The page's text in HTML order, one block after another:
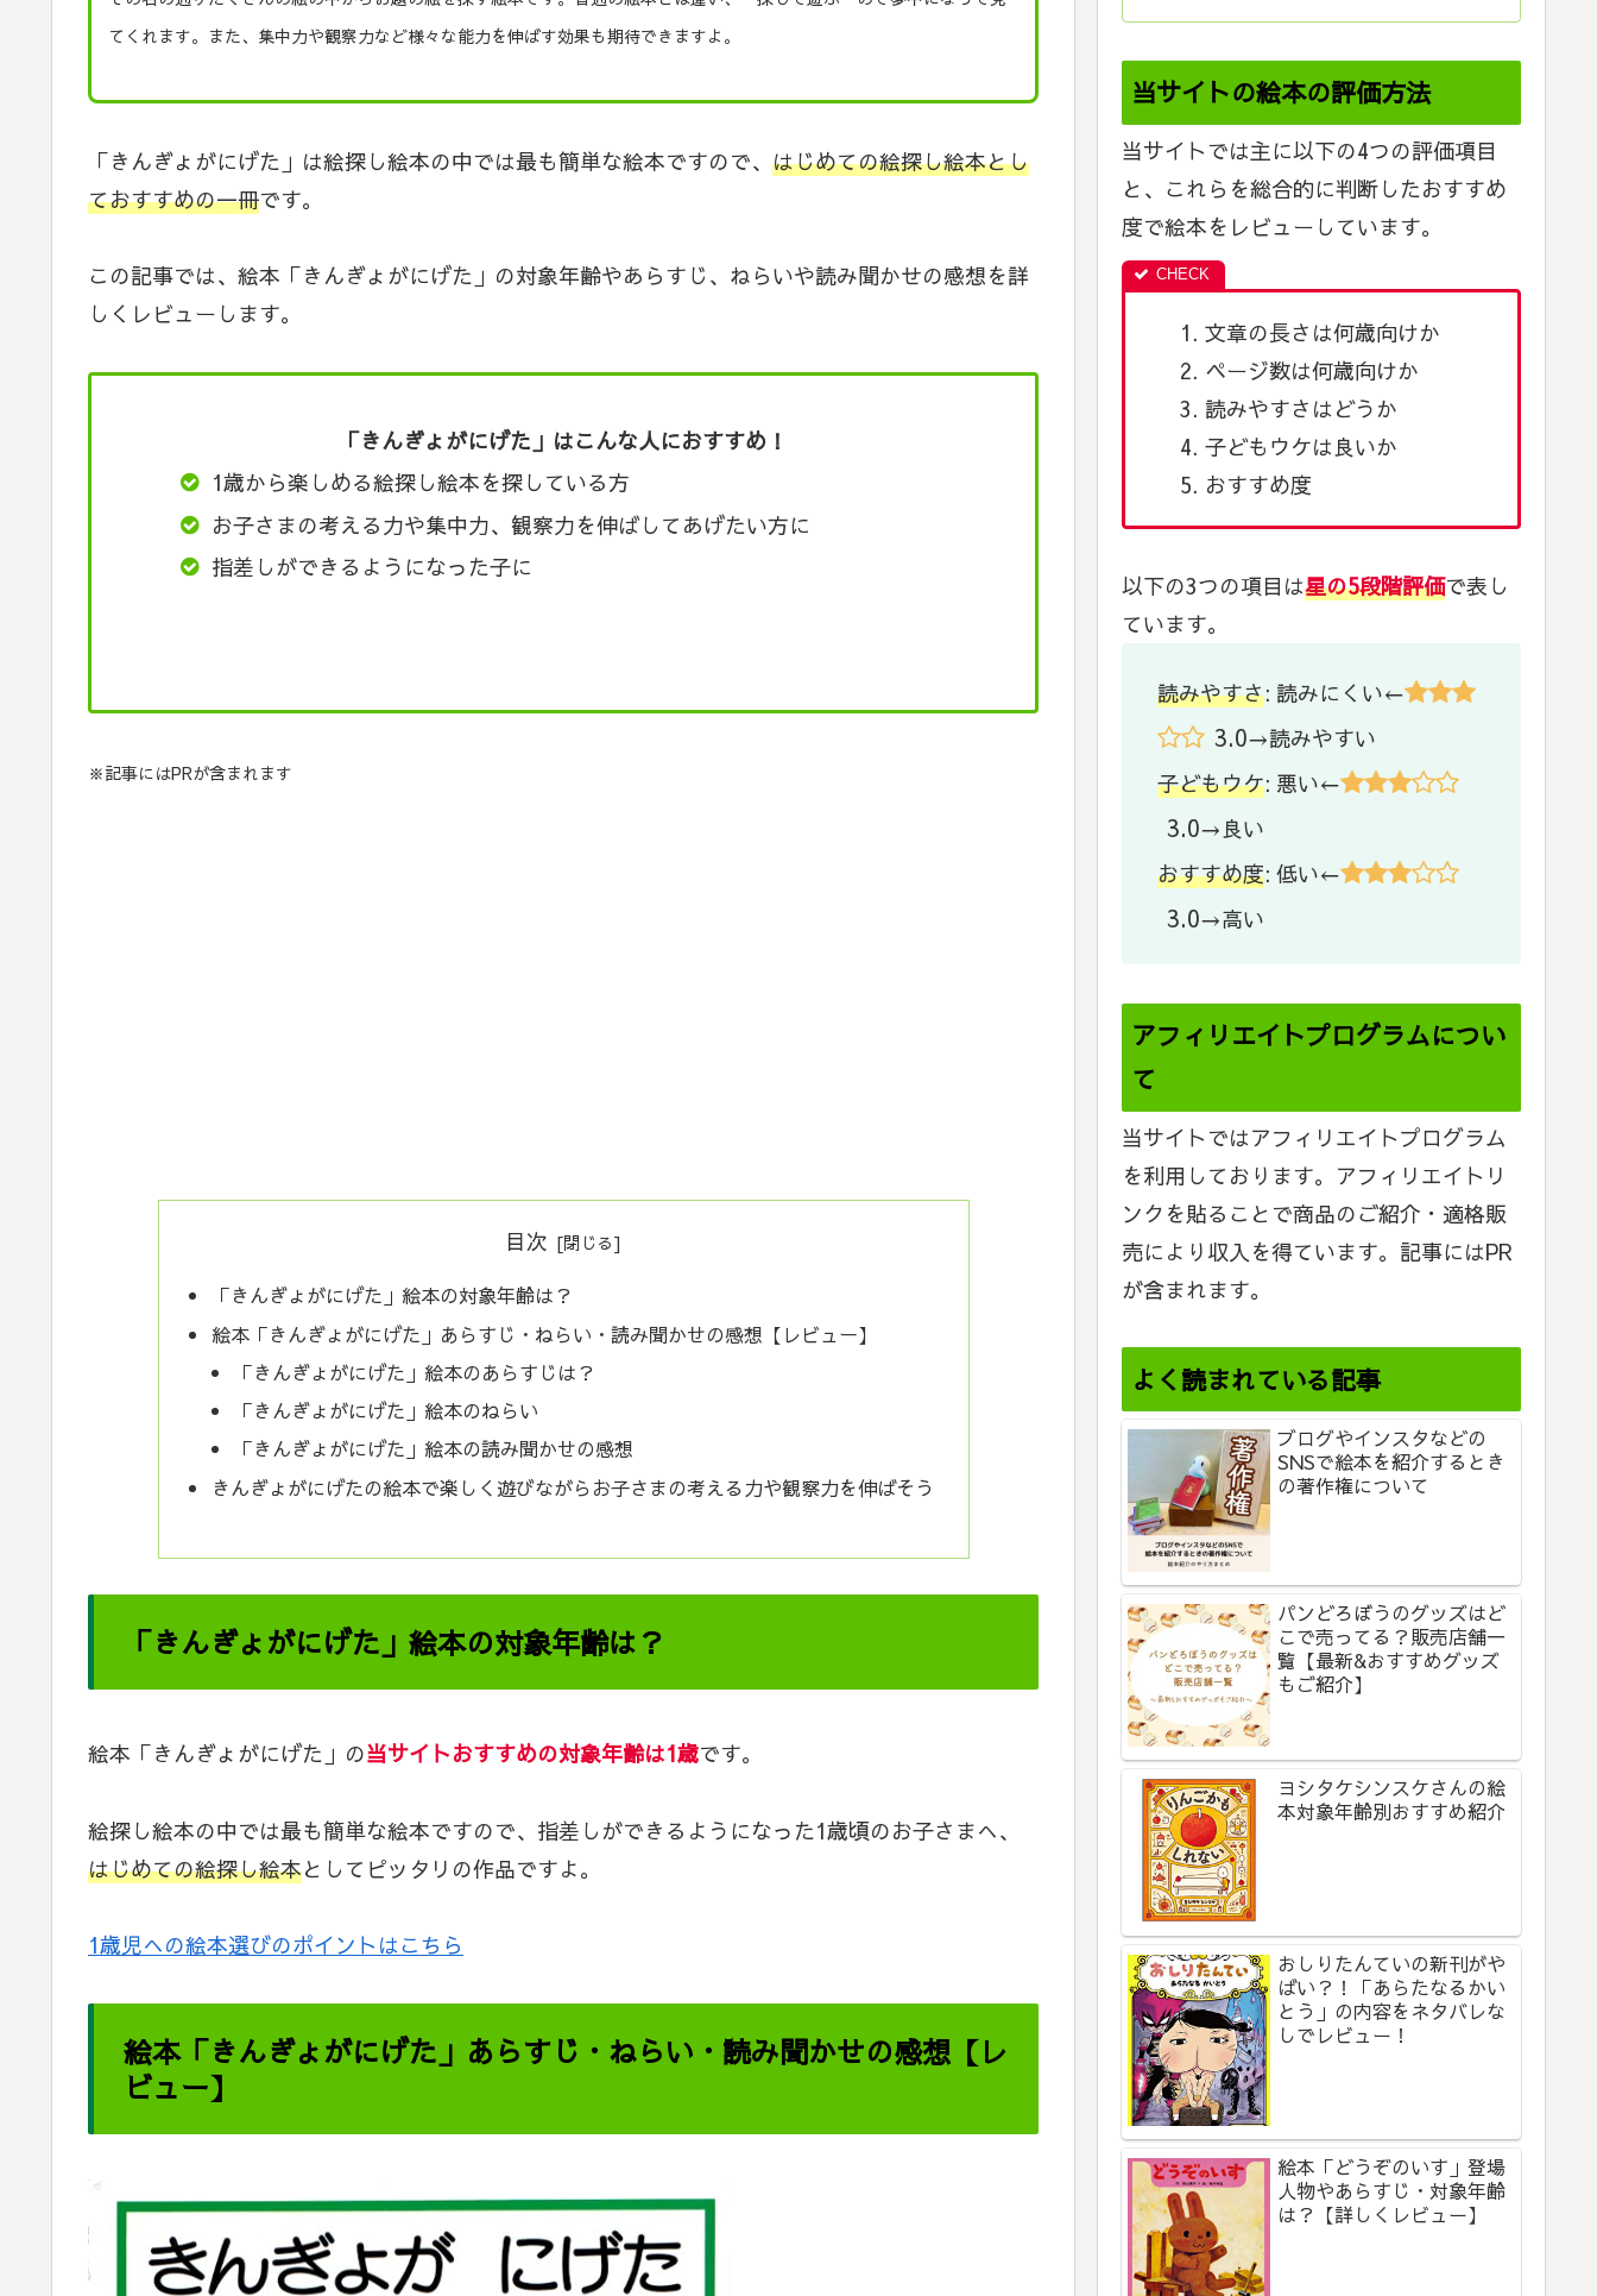
てくれます。また、集中力や観察力など様々な能力を伸ばす効果も期待できますよ。
「きんぎょがにげた」は絵探し絵本の中では最も簡単な絵本ですので、 はじめての絵探し絵本とし
ておすすめの一冊です。
この記事では、絵本「きんぎょがにげた」の対象年齢やあらすじ、ねらいや読み聞かせの感想を詳
しくレビューします。
「きんぎょがにげた」はこんな人におすすめ！
1歳から楽しめる絵探し絵本を探している方
お子さまの考える力や集中力、観察力を伸ばしてあげたい方に
指差しができるようになった子に
※記事にはPRが含まれます
目次
「きんぎょがにげた」絵本の対象年齢は？
絵本「きんぎょがにげた」あらすじ・ねらい・読み聞かせの感想【レビュー】
「きんぎょがにげた」絵本のあらすじは？
「きんぎょがにげた」絵本のねらい
「きんぎょがにげた」絵本の読み聞かせの感想
きんぎょがにげたの絵本で楽しく遊びながらお子さまの考える力や観察力を伸ばそう
「きんぎょがにげた」絵本の対象年齢は？
絵本「きんぎょがにげた」の当サイトおすすめの対象年齢は1歳です。
絵探し絵本の中では最も簡単な絵本ですので、指差しができるようになった1歳頃のお子さまへ、
はじめての絵探し絵本としてピッタリの作品ですよ。
1歳児への絵本選びのポイントはこちら
絵本「きんぎょがにげた」あらすじ・ねらい・読み聞かせの感想【レ
ビュー】
当サイトの絵本の評価方法
当サイトでは主に以下の4つの評価項目
と、これらを総合的に判断したおすすめ
度で絵本をレビューしています。
文章の長さは何歳向けか
ページ数は何歳向けか
読みやすさはどうか
子どもウケは良いか
おすすめ度
以下の3つの項目は星の5段階評価で表し
ています。
読みやすさ: 読みにくい←
3.0→読みやすい
子どもウケ: 悪い←
3.0→良い
おすすめ度: 低い←
3.0→高い
アフィリエイトプログラムについ
て
当サイトではアフィリエイトプログラム
を利用しております。アフィリエイトリ
ンクを貼ることで商品のご紹介・適格販
売により収入を得ています。記事にはPR
が含まれます。
よく読まれている記事
ブログやインスタなどの
SNSで絵本を紹介するとき
の著作権について
パンどろぼうのグッズはど
こで売ってる？販売店舗一
覧【最新&おすすめグッズ
もご紹介】
ヨシタケシンスケさんの絵
本対象年齢別おすすめ紹介
おしりたんていの新刊がや
ばい？！「あらたなるかい
とう」の内容をネタバレな
しでレビュー！
絵本「どうぞのいす」登場
人物やあらすじ・対象年齢
は？【詳しくレビュー】